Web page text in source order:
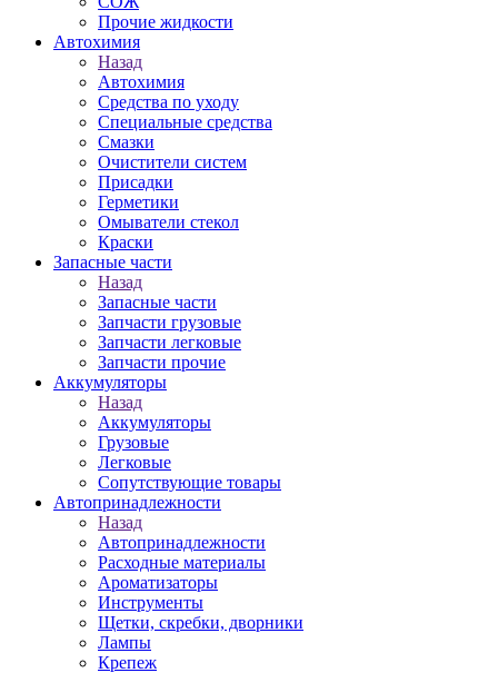
Прочие жидкости
Автохимия
Назад
Автохимия
Средства по уходу
Специальные средства
Смазки
Очистители систем
Присадки
Герметики
Омыватели стекол
Краски
Запасные части
Назад
Запасные части
Запчасти грузовые
Запчасти легковые
Запчасти прочие
Аккумуляторы
Назад
Аккумуляторы
Грузовые
Легковые
Сопутствующие товары
Автопринадлежности
Назад
Автопринадлежности
Расходные материалы
Ароматизаторы
Инструменты
Щетки, скребки, дворники
Лампы
Крепеж